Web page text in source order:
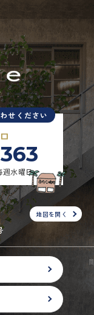
せください
週水曜日
地図を開く